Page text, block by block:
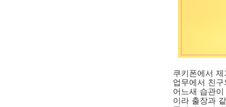
쿠키폰에서
업무에서 친
어느새 습관
이라 출장과